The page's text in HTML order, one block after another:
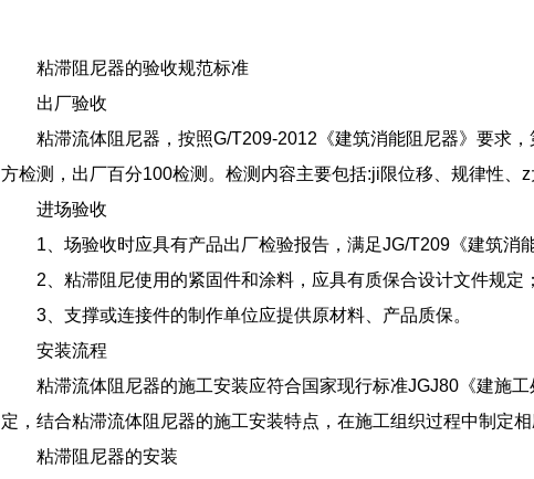
粘滞阻尼器的验收规范标准
出厂验收
粘滞流体阻尼器，按照G/T209-2012《建筑消能阻尼器》要求
方检测，出厂百分100检测。检测内容主要包括:ji限位移、规律性、
进场验收
1、场验收时应具有产品出厂检验报告，满足JG/T209《建筑消
2、粘滞阻尼使用的紧固件和涂料，应具有质保合设计文件规定；
3、支撑或连接件的制作单位应提供原材料、产品质保。
安装流程
粘滞流体阻尼器的施工安装应符合国家现行标准JGJ80《建施
定，结合粘滞流体阻尼器的施工安装特点，在施工组织过程中制定相
粘滞阻尼器的安装